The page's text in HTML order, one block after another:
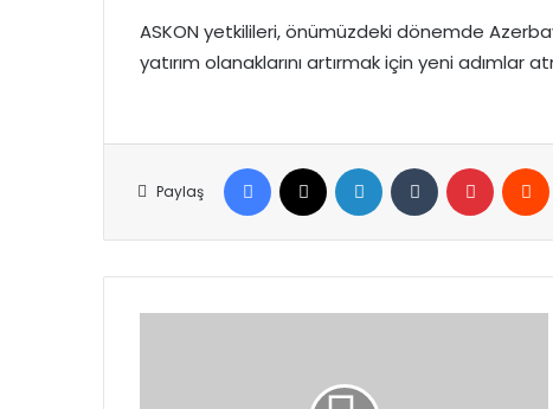
ASKON yetkilileri, önümüzdeki dönemde
yatırım olanaklarını artırmak için yeni
Paylaş
Facebook LinkedIn Tumblr Pinterest